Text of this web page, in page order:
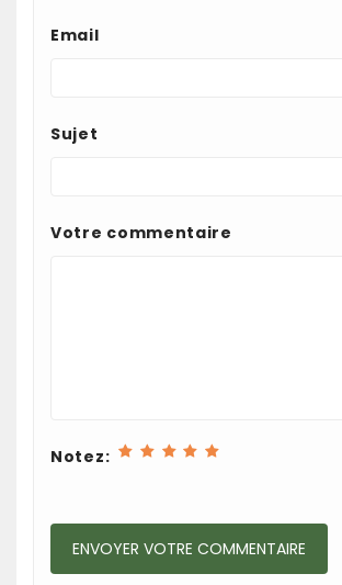
Email
Sujet
Votre commentaire
Notez: